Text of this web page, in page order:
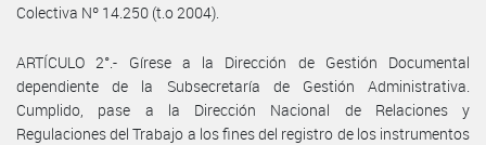
Colectiva Nº 14.250 (t.o 2004).
ARTÍCULO 2°.- Gírese a la Dirección de Gestión Documental
dependiente de la Subsecretaría de Gestión Administrativa.
Cumplido, pase a la Dirección Nacional de Relaciones y
Regulaciones del Trabajo a los fines del registro de los instrumentos